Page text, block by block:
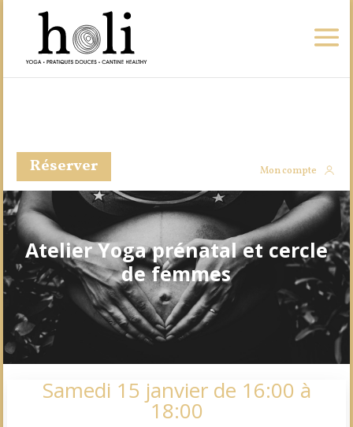
Réserver Mon compte
Atelier Yoga prénatal et cercle
de femmes
Samedi 15 janvier de 16:00 à
18:00